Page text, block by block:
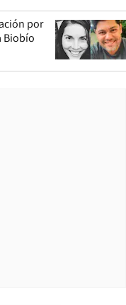
por
Biobío